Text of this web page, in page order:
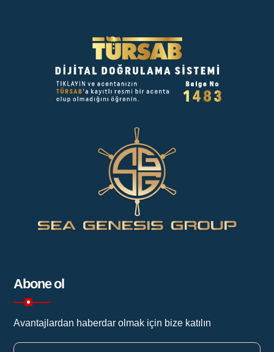
Abone ol
Avantajlardan haberdar olmak için bize katılın